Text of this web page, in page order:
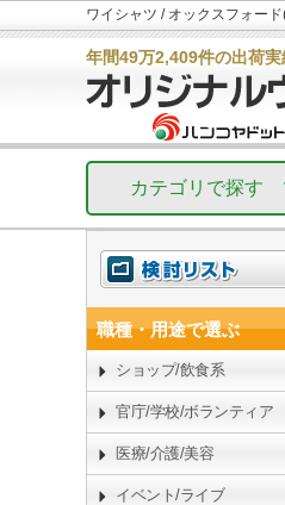
ワイシャツ / オックスフォー
年間49万2,409件の出荷実
カテゴリで探す
職種・用途で選ぶ
ショップ/飲食系
官庁/学校/ボランティア
医療/介護/美容
イベント/ライブ